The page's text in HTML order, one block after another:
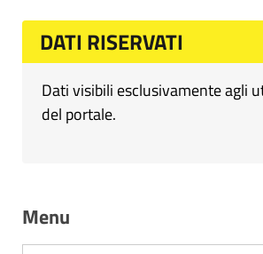
DATI RISERVATI
Dati visibili esclusivamente agli
del portale.
Menu